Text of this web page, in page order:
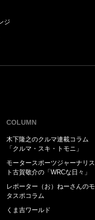
ジ
COLUMN
木下隆之のクルマ連載コラム
「クルマ・スキ・トモニ」
モータースポーツジャーナリス
ト古賀敬介の「WRCな日々」
レポーター（お）ねーさんのモ
タスポコラム
くま吉ワールド